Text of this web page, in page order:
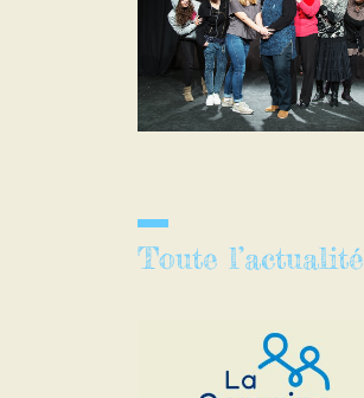
Toute l’actualité